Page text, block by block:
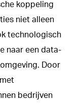
koppeling
niet alleen
technologisch
naar een data-
Door
bedrijven